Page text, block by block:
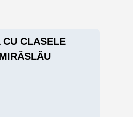
CLASELE